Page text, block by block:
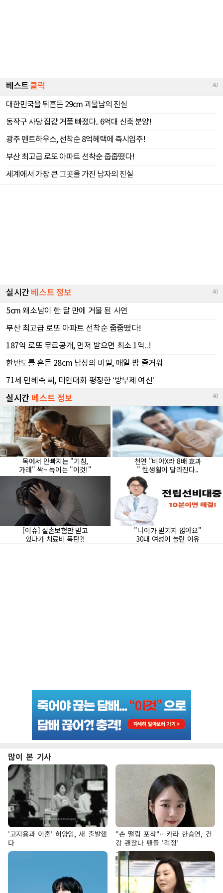
많이 본 기사
'고지용과 이혼' 허양임, 새 출발했
다
"손 떨림 포착"…카라 한승연, 건
강 괜찮나 팬들 '걱정'